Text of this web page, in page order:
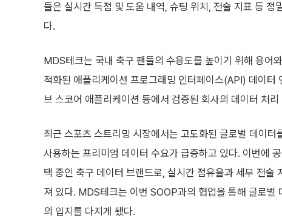
들은 실시간 득점 및 도움 내역, 슈팅 위치, 전술 지표 등
다.
MDS테크는 국내 축구 팬들의 수용도를 높이기 위해 용어
적화된 애플리케이션 프로그래밍 인터페이스(API) 데이터
브 스코어 애플리케이션 등에서 검증된 회사의 데이터 처
최근 스포츠 스트리밍 시장에서는 고도화된 글로벌 데이
사용하는 프리미엄 데이터 수요가 급증하고 있다. 이번에
택 중인 축구 데이터 브랜드로, 실시간 점유율과 세부 전술
져 있다. MDS테크는 이번 SOOP과의 협업을 통해 글로벌
의 입지를 다지게 됐다.